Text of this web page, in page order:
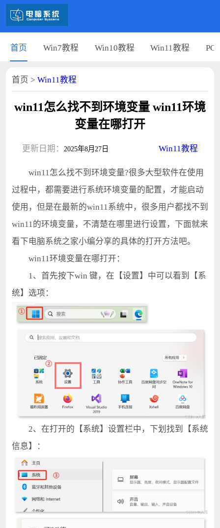
首页 Win7教程 Win10教程 Win11教程 PC
首页 > Win11教程
win11怎么找不到环境变量 win11环境
变量在哪打开
更新日期： 2025年8月27日 Win11教程
win11怎么找不到环境变量?很多大型软件在使用
过程中，都需要进行系统环境变量的配置，才能启动
使用，但是在最新的win11系统中，很多用户都找不到
win11的环境变量，不清楚在哪里进行设置，下面就来
看下电脑系统之家小编分享的具体的打开方法吧。
win11环境变量在哪打开：
1、首先按下win 键，在【设置】中可以看到【系
统】选项：
2、在打开的【系统】设置栏中，下划找到【系统
信息】：